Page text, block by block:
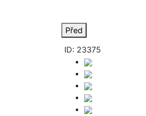
Před
ID: 23375